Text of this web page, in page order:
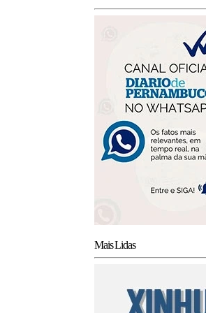
Mais Lidas